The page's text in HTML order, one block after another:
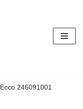
Ecco 246091001